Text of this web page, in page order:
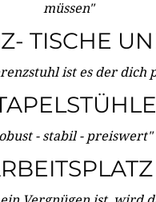
müssen"
TISCHE
ist es der dich
- stabil - preiswert"